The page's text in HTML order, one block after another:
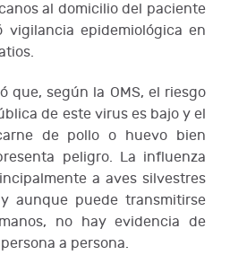
al domicilio del paciente
vigilancia epidemiológica en
que, según la OMS, el riesgo
de este virus es bajo y el
de pollo o huevo bien
peligro. La influenza
a aves silvestres
aunque puede transmitirse
no hay evidencia de
a persona.